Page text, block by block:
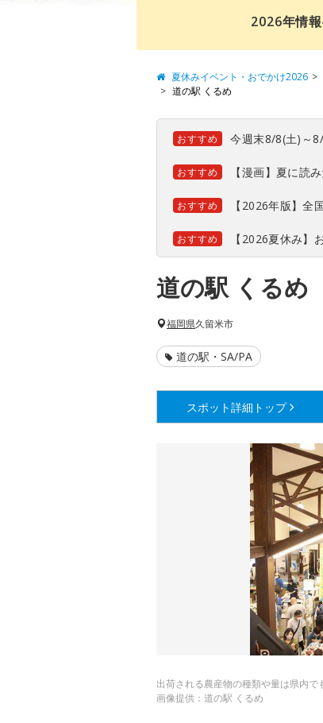
2026年情
夏休みイベント・おでかけ2026
道の駅 くるめ
おすすめ 今週末8/8(土)～
おすすめ 【漫画】夏に読
おすすめ 【2026年版】全
おすすめ 【2026夏休み】
道の駅 くるめ
福岡県久留米市
道の駅・SA/PA
スポット詳細 トップ
出荷される農産物の種類や量は県内で
画像提供：道の駅 くるめ